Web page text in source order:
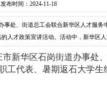
时间：2024-11-18
事处、街道总工会联合新华区人才服务
人才政策宣讲活动。活动中，新华区
新华区石岗街道办事处
工代表、暑期返石大学生